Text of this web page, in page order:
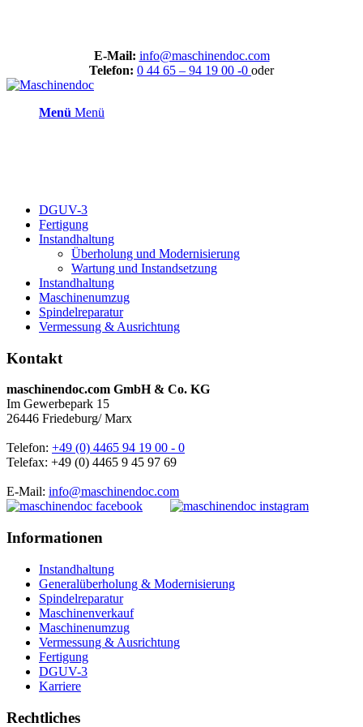
E-Mail: info@maschinendoc.com
Telefon: 0 44 65 – 94 19 00 -0 oder
Menü Menü
DGUV-3
Fertigung
Instandhaltung
Überholung und Modernisierung
Wartung und Instandsetzung
Instandhaltung
Maschinenumzug
Spindelreparatur
Vermessung & Ausrichtung
Kontakt
maschinendoc.com GmbH & Co. KG
Im Gewerbepark 15
26446 Friedeburg/ Marx
Telefon: +49 (0) 4465 94 19 00 - 0
Telefax: +49 (0) 4465 9 45 97 69
E-Mail: info@maschinendoc.com
Informationen
Instandhaltung
Generalüberholung & Modernisierung
Spindelreparatur
Maschinenverkauf
Maschinenumzug
Vermessung & Ausrichtung
Fertigung
DGUV-3
Karriere
Rechtliches